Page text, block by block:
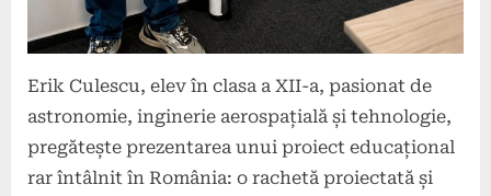
Erik Culescu, elev în clasa a XII-a, pasionat de
astronomie, inginerie aerospațială și tehnologie,
pregătește prezentarea unui proiect educațional
rar întâlnit în România: o rachetă proiectată și